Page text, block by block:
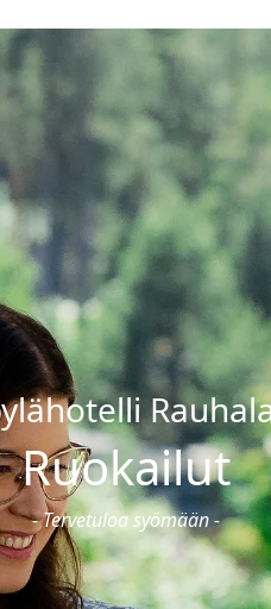
Ravintolat
Ruokailut
Pikkujoulut
Ravintolat
Juhlat &
Ruokailut
- Tervetuloa syömään -